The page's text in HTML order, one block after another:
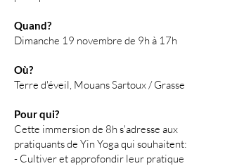
Quand?
Dimanche 19 novembre de 9h à 17h
Où?
Terre d'éveil, Mouans Sartoux / Grasse
Pour qui?
Cette immersion de 8h s'adresse aux
pratiquants de Yin Yoga qui souhaitent:
- Cultiver et approfondir leur pratique